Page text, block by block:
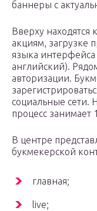
баннеры с
Вверху находятся
акциям, загрузке
языка
английский).
авторизации.
социальные сети.
процесс занимает
В центре
букмекерской
главная;
live;